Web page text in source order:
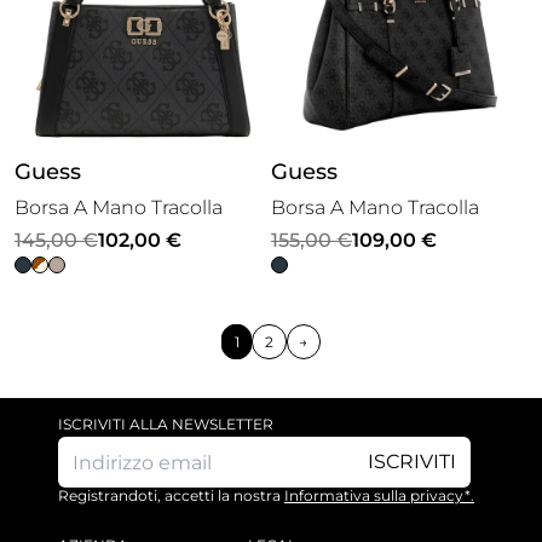
Guess
Borsa A Mano Tracolla
145,00€
Il
prezzo
102,00 €
Il
prezzo
Guess
Borsa A Mano Tracolla
155,00€
Il
prezzo
era:
109,00 €
Il
prezzo
è:
1 2 →
ISCRIVITI ALLA NEWSLETTER
ISCRIVITI
Registrandoti, accetti la nostra Informativa sulla privacy*.